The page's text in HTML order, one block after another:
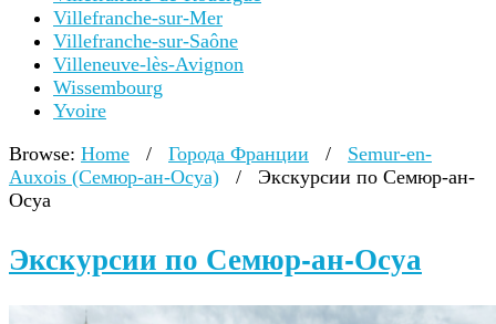
Villefranche-sur-Mer
Villefranche-sur-Saône
Villeneuve-lès-Avignon
Wissembourg
Yvoire
Browse: Home / Города Франции /
Semur-en-
Auxois (Семюр-ан-Осуа)
/
Экскурсии по Семюр-ан-
Осуа
Экскурсии по Семюр-ан-Осуа